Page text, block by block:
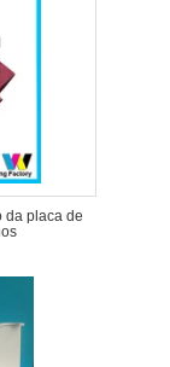
da placa de